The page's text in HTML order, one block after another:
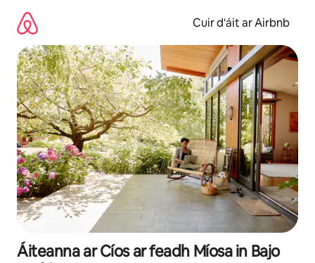
chuig
ábhar
Cuir d'áit ar Airbnb
Áiteanna ar Cíos ar feadh Míosa in Bajo